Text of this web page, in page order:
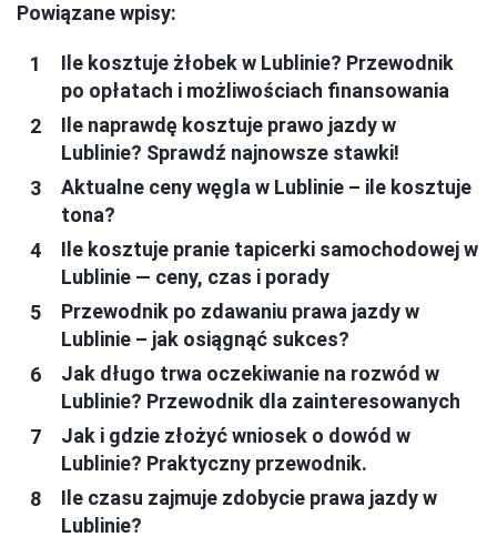
Powiązane wpisy:
Ile kosztuje żłobek w Lublinie? Przewodnik
po opłatach i możliwościach finansowania
Ile naprawdę kosztuje prawo jazdy w
Lublinie? Sprawdź najnowsze stawki!
Aktualne ceny węgla w Lublinie – ile kosztuje
tona?
Ile kosztuje pranie tapicerki samochodowej w
Lublinie — ceny, czas i porady
Przewodnik po zdawaniu prawa jazdy w
Lublinie – jak osiągnąć sukces?
Jak długo trwa oczekiwanie na rozwód w
Lublinie? Przewodnik dla zainteresowanych
Jak i gdzie złożyć wniosek o dowód w
Lublinie? Praktyczny przewodnik.
Ile czasu zajmuje zdobycie prawa jazdy w
Lublinie?